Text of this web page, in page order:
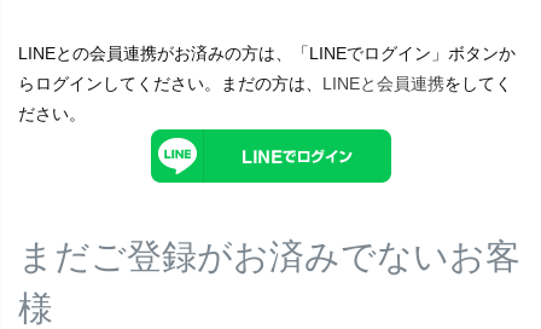
LINEとの会員連携がお済みの方は、「LINEでログイン」ボタンか
らログインしてください。まだの方は、 LINEと会員連携をしてく
ださい。
まだご登録がお済みでないお客
様